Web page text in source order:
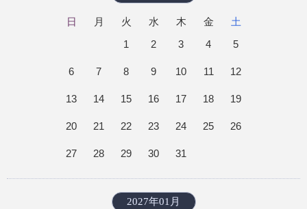
日 月 火 水 木 金
土
1
2 3 4 5
6 7 8 9 10 11 12
13 14 15 16 17 18 19
20 21 22 23 24 25 26
27 28 29 30 31
2027年01月